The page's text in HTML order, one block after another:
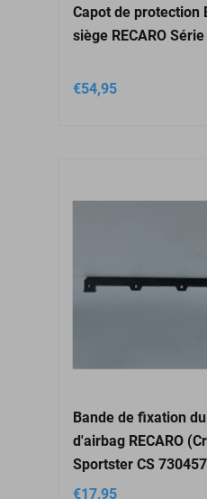
Capot de protection
siège RECARO
€54,95
Bande de fixation
d'airbag RECARO
Sportster CS
€17,95